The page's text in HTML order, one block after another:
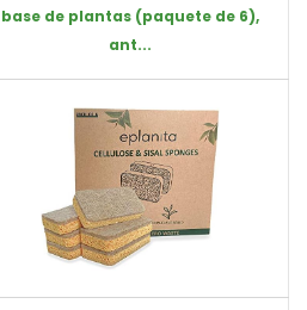
base de plantas (paquete de 6),
ant...